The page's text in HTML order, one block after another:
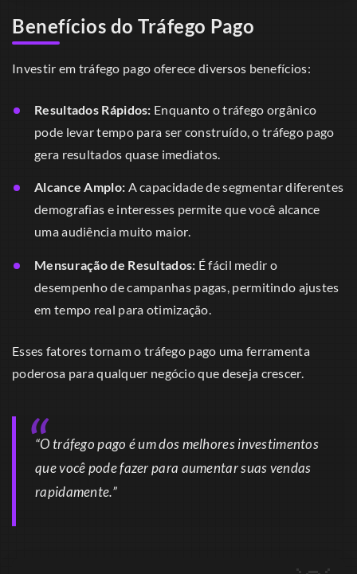
Benefícios do Tráfego Pago
Investir em tráfego pago oferece diversos benefícios:
Resultados Rápidos: Enquanto o tráfego orgânico
pode levar tempo para ser construído, o tráfego pago
gera resultados quase imediatos.
Alcance Amplo: A capacidade de segmentar diferentes
demografias e interesses permite que você alcance
uma audiência muito maior.
Mensuração de Resultados: É fácil medir o
desempenho de campanhas pagas, permitindo ajustes
em tempo real para otimização.
Esses fatores tornam o tráfego pago uma ferramenta
poderosa para qualquer negócio que deseja crescer.
“O tráfego pago é um dos melhores investimentos
que você pode fazer para aumentar suas vendas
rapidamente.”